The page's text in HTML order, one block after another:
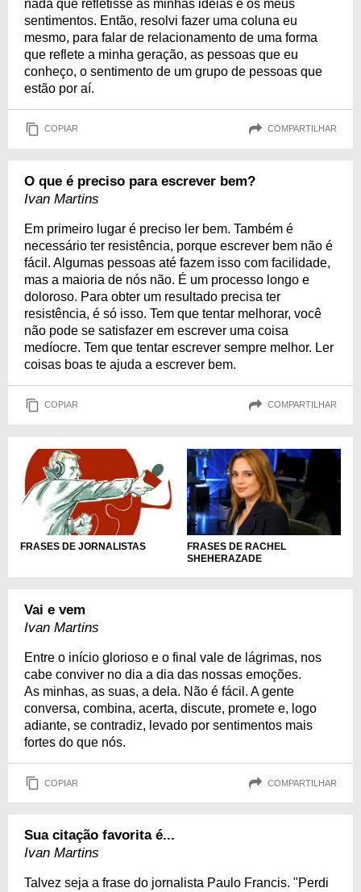
nada que refletisse as minhas ideias e os meus
sentimentos. Então, resolvi fazer uma coluna eu
mesmo, para falar de relacionamento de uma forma
que reflete a minha geração, as pessoas que eu
conheço, o sentimento de um grupo de pessoas que
estão por aí.
COPIAR COMPARTILHAR
O que é preciso para escrever bem?
Ivan Martins
Em primeiro lugar é preciso ler bem. Também é
necessário ter resistência, porque escrever bem não é
fácil. Algumas pessoas até fazem isso com facilidade,
mas a maioria de nós não. É um processo longo e
doloroso. Para obter um resultado precisa ter
resistência, é só isso. Tem que tentar melhorar, você
não pode se satisfazer em escrever uma coisa
medíocre. Tem que tentar escrever sempre melhor. Ler
coisas boas te ajuda a escrever bem.
COPIAR COMPARTILHAR
FRASES DE JORNALISTAS
FRASES DE RACHEL
SHEHERAZADE
Vai e vem
Ivan Martins
Entre o início glorioso e o final vale de lágrimas, nos
cabe conviver no dia a dia das nossas emoções.
As minhas, as suas, a dela. Não é fácil. A gente
conversa, combina, acerta, discute, promete e, logo
adiante, se contradiz, levado por sentimentos mais
fortes do que nós.
COPIAR COMPARTILHAR
Sua citação favorita é...
Ivan Martins
Talvez seja a frase do jornalista Paulo Francis. "Perdi